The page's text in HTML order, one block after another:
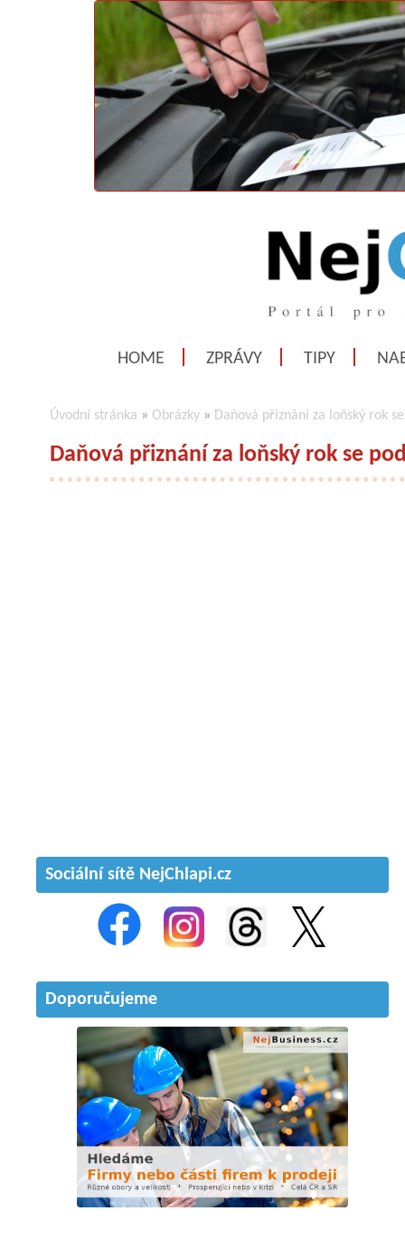
HOME ZPRÁVY TIPY
Úvodní stránka » Obrázky » Daňová přiznání za loňský rok
Daňová přiznání za loňský rok se
Sociální sítě NejChlapi.cz
Doporučujeme